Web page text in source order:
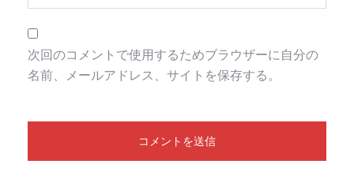
次回のコメントで使用するためブラウザーに自分の
名前、メールアドレス、サイトを保存する。